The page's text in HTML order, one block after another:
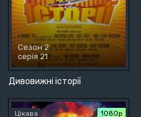
Дивовижні історії
Сезон 2
серія 21
Цікава 1080p